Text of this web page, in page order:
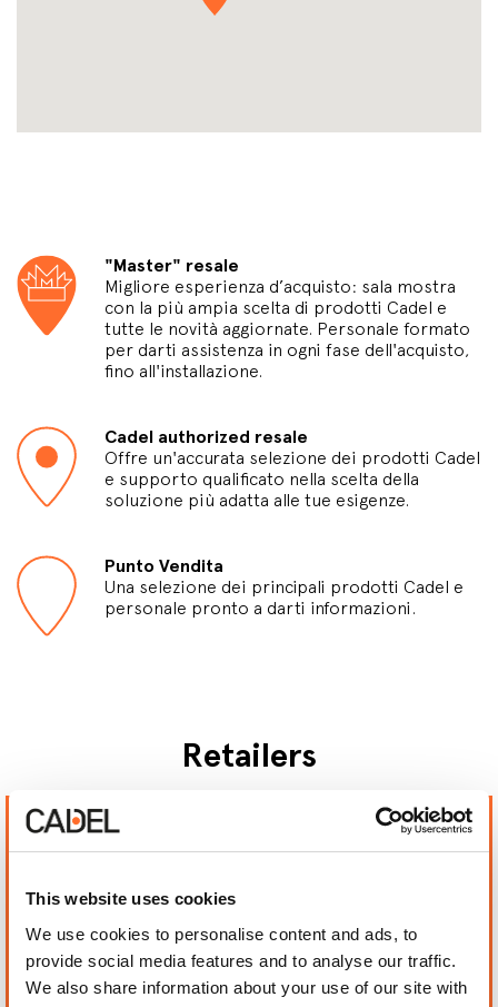
This website uses cookies
We use cookies to personalise content and ads, to
provide social media features and to analyse our traffic.
We also share information about your use of our site with
"Master" resale
Migliore esperienza d’acquisto: sala mostra
con la più ampia scelta di prodotti Cadel e
tutte le novità aggiornate. Personale formato
per darti assistenza in ogni fase dell'acquisto,
fino all'installazione.
Cadel authorized resale
Offre un'accurata selezione dei prodotti Cadel
e supporto qualificato nella scelta della
soluzione più adatta alle tue esigenze.
Punto Vendita
Una selezione dei principali prodotti Cadel e
personale pronto a darti informazioni.
Retailers
CAMINETTI & CO DI
MASSIMO FIUMANO
VIA DELL'OLMO 70 D
BRACCIOLINI
Italy
Contact
EMPORIO ALTERINI SAS DI
ALTERINI MARCO & C
VIA ROMA, 156
Contact